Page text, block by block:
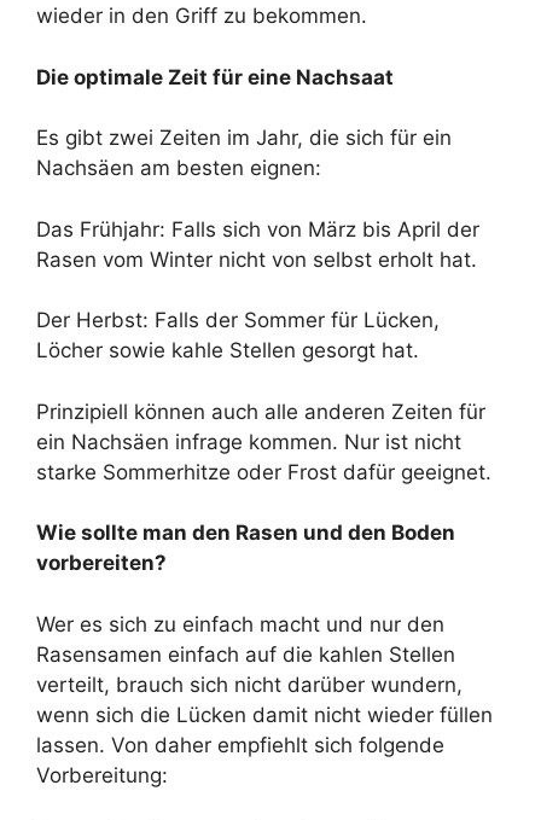
wieder in den Griff zu bekommen.
Die optimale Zeit für eine Nachsaat
Es gibt zwei Zeiten im Jahr, die sich für ein
Nachsäen am besten eignen:
Das Frühjahr: Falls sich von März bis April der
Rasen vom Winter nicht von selbst erholt hat.
Der Herbst: Falls der Sommer für Lücken,
Löcher sowie kahle Stellen gesorgt hat.
Prinzipiell können auch alle anderen Zeiten für
ein Nachsäen infrage kommen. Nur ist nicht
starke Sommerhitze oder Frost dafür geeignet.
Wie sollte man den Rasen und den Boden
vorbereiten?
Wer es sich zu einfach macht und nur den
Rasensamen einfach auf die kahlen Stellen
verteilt, brauch sich nicht darüber wundern,
wenn sich die Lücken damit nicht wieder füllen
lassen. Von daher empfiehlt sich folgende
Vorbereitung: